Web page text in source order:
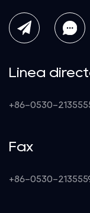
Línea
+86-0530-
Fax
+86-0530-